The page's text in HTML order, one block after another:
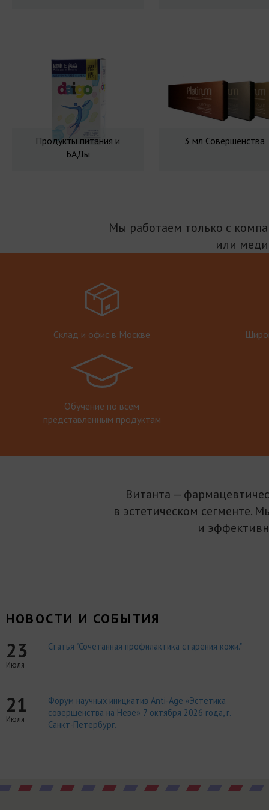
Продукты питания и
БАДы
3 мл Совершенства
Мы работаем только с
или
Склад и офис в Москве
Обучение по всем
представленным продуктам
Витанта —
в эстетическом сегменте.
и
НОВОСТИ И СОБЫТИЯ
23
Июля
Статья "Сочетанная профилактика старения кожи."
21
Июля
Форум научных инициатив Anti-Age «Эстетика
совершенства на Неве» 7 октября 2026 года, г.
Санкт-Петербург.